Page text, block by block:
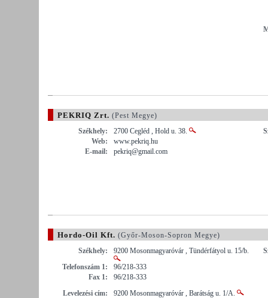
PEKRIQ Zrt. (Pest Megye)
Székhely:
2700 Cegléd , Hold u. 38.
Web:
www.pekriq.hu
E-mail:
pekriq@gmail.com
Hordo-Oil Kft. (Győr-Moson-Sopron Megye)
Székhely:
9200 Mosonmagyaróvár , Tündérfátyol u. 15/b.
Telefonszám 1:
96/218-333
Fax 1:
96/218-333
Levelezési cím:
9200 Mosonmagyaróvár , Barátság u. 1/A.